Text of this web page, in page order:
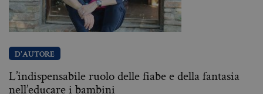
D'AUTORE
L’indispensabile ruolo delle fiabe e della fantasia
nell’educare i bambini